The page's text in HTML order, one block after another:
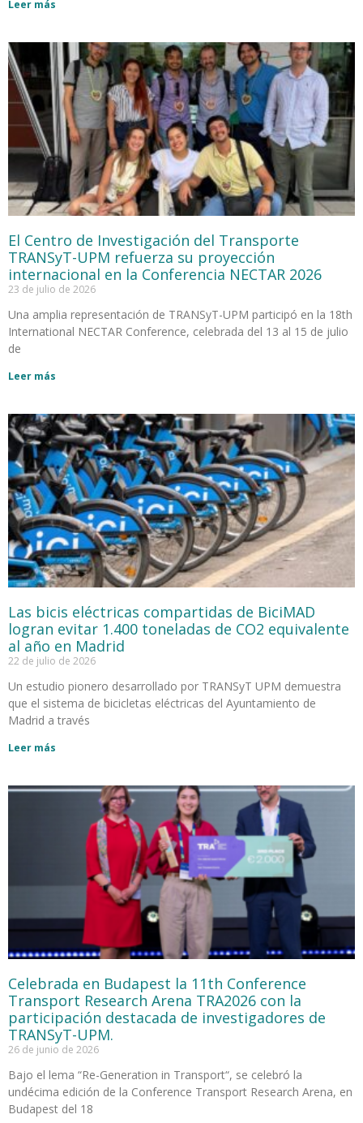
Leer más
El Centro de Investigación del Transporte
TRANSyT-UPM refuerza su proyección
internacional en la Conferencia NECTAR 2026
23 de julio de 2026
Una amplia representación de TRANSyT-UPM participó en la 18th
International NECTAR Conference, celebrada del 13 al 15 de julio
de
Leer más
Las bicis eléctricas compartidas de BiciMAD
logran evitar 1.400 toneladas de CO2 equivalente
al año en Madrid
22 de julio de 2026
Un estudio pionero desarrollado por TRANSyT UPM demuestra
que el sistema de bicicletas eléctricas del Ayuntamiento de
Madrid a través
Leer más
Celebrada en Budapest la 11th Conference
Transport Research Arena TRA2026 con la
participación destacada de investigadores de
TRANSyT-UPM.
26 de junio de 2026
Bajo el lema “Re-Generation in Transport“, se celebró la
undécima edición de la Conference Transport Research Arena, en
Budapest del 18